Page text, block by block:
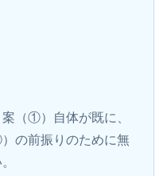
（①）自体が既に、
の前振りのために無